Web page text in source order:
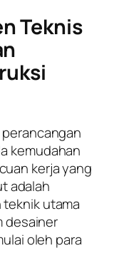
Teknis
kemudahan
kerja yang
adalah
utama
desainer
oleh para